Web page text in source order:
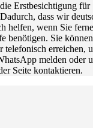
Erstbesichtigung
dass wir
helfen, wenn Sie
benötigen. Sie
telefonisch erreichen,
melden oder
Seite kontaktieren.